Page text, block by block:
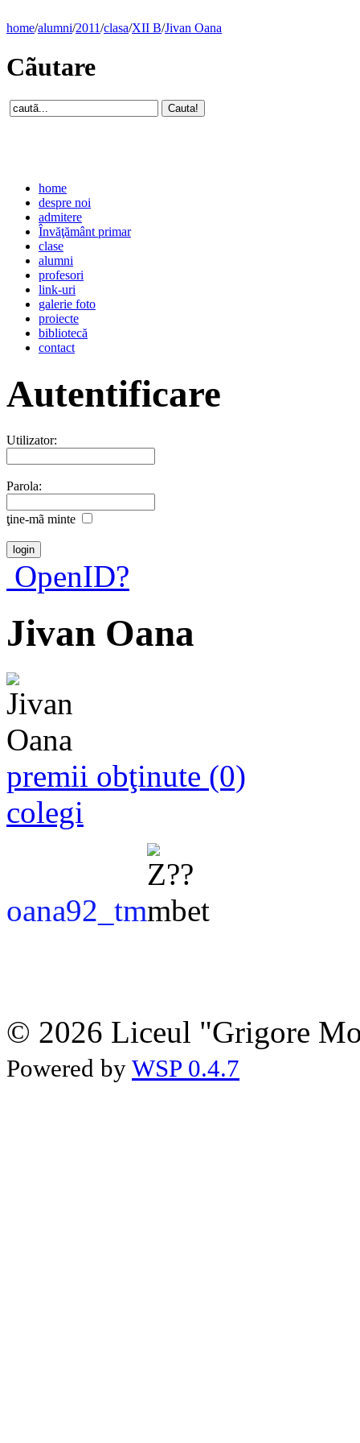
home/alumni/2011/clasa/XII B/Jivan Oana
Cãutare
home
despre noi
admitere
Învăţământ primar
clase
alumni
profesori
link-uri
galerie foto
proiecte
bibliotecă
contact
Autentificare
Utilizator:
Parola:
ţine-mã minte
OpenID?
Jivan Oana
premii obţinute (0)
colegi
oana92_tm
© 2026 Liceul "Grigore
Powered by WSP 0.4.7